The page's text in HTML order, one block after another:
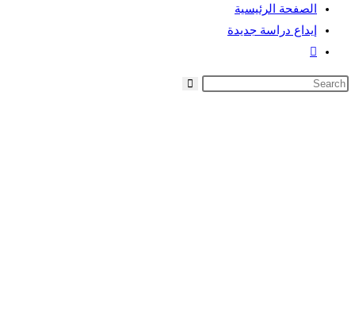
الصفحة الرئيسية
إيداع دراسة جديدة
Toggle
search